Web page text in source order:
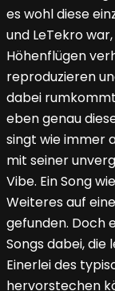
es wohl diese
und LeTekro
Höhenflügen
reproduzieren
dabei
eben genau
singt wie immer
mit seiner
Vibe. Ein Song
Weiteres auf
gefunden. Doch
Songs dabei, die
Einerlei des
hervorstechen